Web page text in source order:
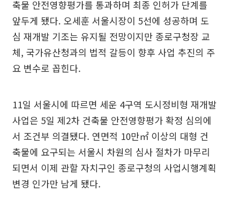
축물 안전영향평가를 통과하며 최종 인허가 단계를
앞두게 됐다. 오세훈 서울시장이 5선에 성공하며 도
심 재개발 기조는 유지될 전망이지만 종로구청장 교
체, 국가유산청과의 법적 갈등이 향후 사업 추진의 주
요 변수로 꼽힌다.
11일 서울시에 따르면 세운 4구역 도시정비형 재개발
사업은 5일 제2차 건축물 안전영향평가 확정 심의에
서 조건부 의결됐다. 연면적 10만㎡ 이상의 대형 건
축물에 요구되는 서울시 차원의 심사 절차가 마무리
되면서 이제 관할 자치구인 종로구청의 사업시행계획
변경 인가만 남게 됐다.